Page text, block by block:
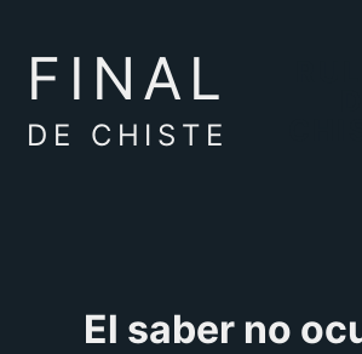
FINAL
DE CHISTE
El saber no